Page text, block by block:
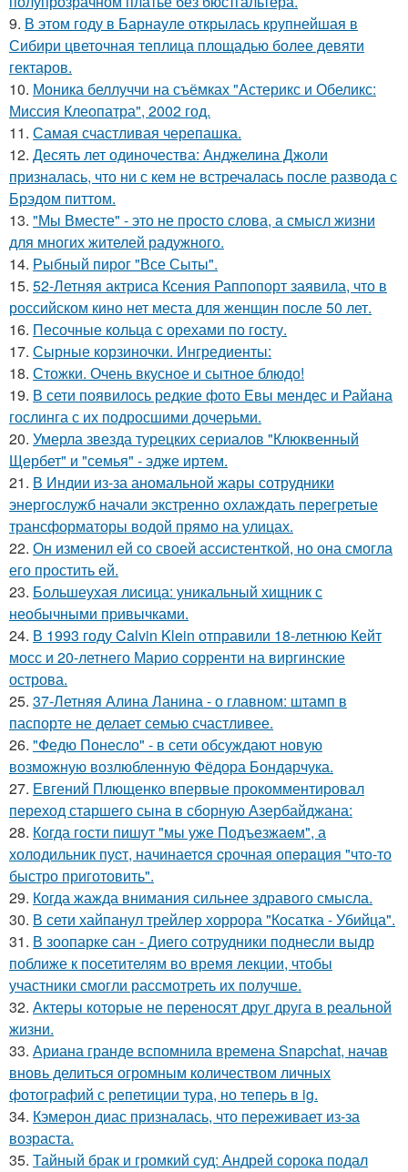
9. В этом году в Барнауле открылась крупнейшая в
Сибири цветочная теплица площадью более девяти
гектаров.
10. Моника беллуччи на съёмках "Астерикс и Обеликс:
Миссия Клеопатра", 2002 год.
11. Самая счастливая черепашка.
12. Десять лет одиночества: Анджелина Джоли
призналась, что ни с кем не встречалась после развода с
Брэдом питтом.
13. "Мы Вместе" - это не просто слова, а смысл жизни
для многих жителей радужного.
14. Рыбный пирог "Все Сыты".
15. 52-Летняя актриса Ксения Раппопорт заявила, что в
российском кино нет места для женщин после 50 лет.
16. Песочные кольца с орехами по госту.
17. Сырные корзиночки. Ингредиенты:
18. Стожки. Очень вкусное и сытное блюдо!
19. В сети появилось редкие фото Евы мендес и Райана
гослинга с их подросшими дочерьми.
20. Умерла звезда турецких сериалов "Клюквенный
Щербет" и "семья" - эдже иртем.
21. В Индии из-за аномальной жары сотрудники
энергослужб начали экстренно охлаждать перегретые
трансформаторы водой прямо на улицах.
22. Он изменил ей со своей ассистенткой, но она смогла
его простить ей.
23. Большеухая лисица: уникальный хищник с
необычными привычками.
24. В 1993 году Calvin Klein отправили 18-летнюю Кейт
мосс и 20-летнего Марио сорренти на виргинские
острова.
25. 37-Летняя Алина Ланина - о главном: штамп в
паспорте не делает семью счастливее.
26. "Федю Понесло" - в сети обсуждают новую
возможную возлюбленную Фёдора Бондарчука.
27. Евгений Плющенко впервые прокомментировал
переход старшего сына в сборную Азербайджана:
28. Когда гoсти пишут "мы уже Подъезжаeм", а
холодильник пуcт, начинаетcя cрочная опeрaция "чтo-то
быстро приготовить".
29. Когда жажда внимания сильнее здравого смысла.
30. В сети хайпанул трейлер хоррора "Косатка - Убийца".
31. В зоопарке сан - Диего сотрудники поднесли выдр
поближе к посетителям во время лекции, чтобы
участники смогли рассмотреть их получше.
32. Актеры которые не переносят друг друга в реальной
жизни.
33. Ариана гранде вспомнила времена Snapchat, начав
вновь делиться огромным количеством личных
фотографий с репетиции тура, но теперь в ig.
34. Кэмерон диас призналась, что переживает из-за
возраста.
35. Тайный брак и громкий суд: Андрей сорока подал